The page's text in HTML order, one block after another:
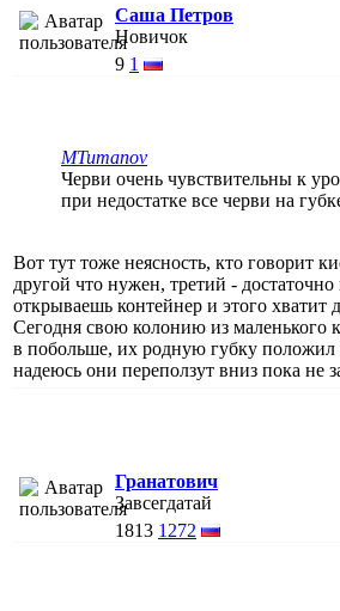
Саша Петров
Новичок
9 1
MTumanov
Черви очень чувствительны к
при недостатке все черви на
Вот тут тоже неясность, кто говорит
другой что нужен, третий -
открываешь контейнер и этого хватит
Сегодня свою колонию из маленького
в побольше, их родную губку положил
надеюсь они переползут вниз пока не
Гранатович
Завсегдатай
1813 1272